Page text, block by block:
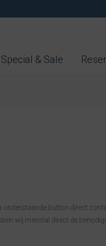
Special & Sale
button direct
wij meestal direct de